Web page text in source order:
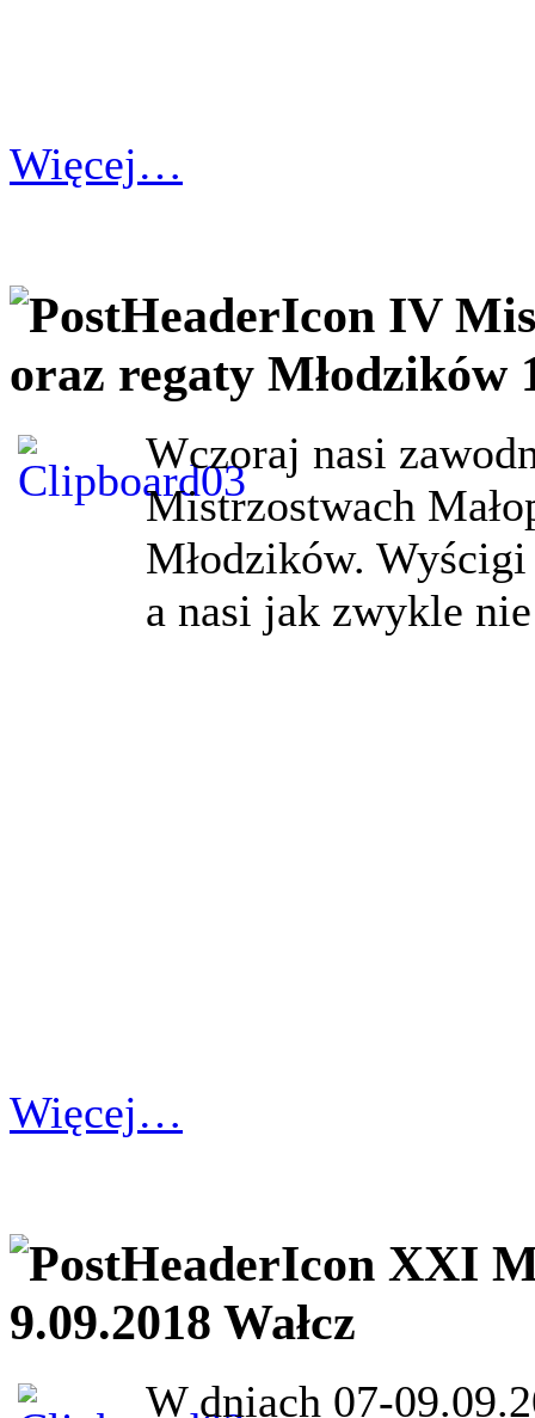
Więcej…
IV
oraz regaty Młodzików
Wczoraj nasi
Mistrzostwach
Młodzików.
a nasi jak zwykle
Więcej…
XXI
9.09.2018 Wałcz
W dniach 07-